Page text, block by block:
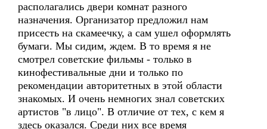
располагались двери комнат разного
назначения. Организатор предложил нам
присесть на скамеечку, а сам ушел оформлять
бумаги. Мы сидим, ждем. В то время я не
смотрел советские фильмы - только в
кинофестивальные дни и только по
рекомендации авторитетных в этой области
знакомых. И очень немногих знал советских
артистов "в лицо". В отличие от тех, с кем я
здесь оказался. Среди них все время